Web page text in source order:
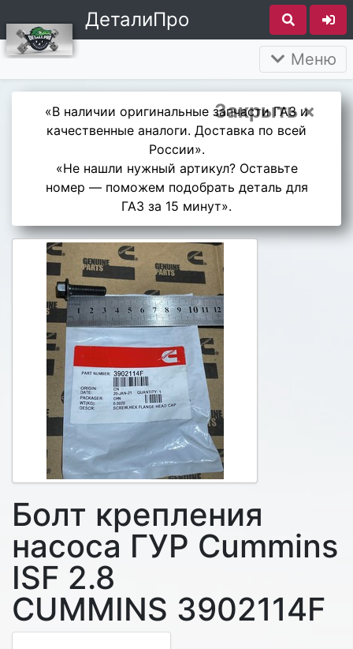
ДеталиПро
Меню
Закрыть ×
«В наличии оригинальные запчасти ГАЗ и
качественные аналоги. Доставка по всей
России».
«Не нашли нужный артикул? Оставьте
номер — поможем подобрать деталь для
ГАЗ за 15 минут».
Болт крепления
насоса ГУР Cummins
ISF 2.8
CUMMINS 3902114F